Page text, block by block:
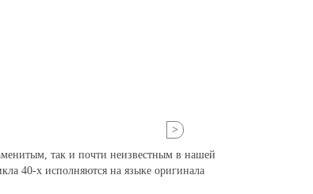
>
так и почти неизвестным в нашей
40-х исполняются на языке оригинала